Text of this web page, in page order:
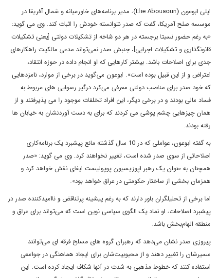
ایلی ابوعون (Elie Abouaoun)، مدیر برنامه‌های خاورمیانه و شمال آفریقا در
موسسه صلح آمریکا، گفت که صدر نتوانسته خودش را اثبات کند. وی می گوید:
«به رغم حضور نسبتا برجسته در هر دو شاخه از تشکیلات دولتی [یعنی تشکیلات
قانونگذاری و تشکیلات اجرایی]، جنبش صدر نمی‌تواند مدعی مالکیت راهکارهای
جدی برای اصلاحات باشد. بیشتر کارهایی که او انجام داده در حوزه انتقاد،
اعتراض و از این قبیل بوده است». ابوعون می‌گوید در برخی از موارد، نامزدهایی
که خود صدر برای مناصب دولتی معرفی می‌کرد درگیر رسوایی ‌های مربوط به
فساد مالی بودند و در برخی دیگر، این افراد تخلفات موجود را می ‌پذیرفتند و از
همان چیزهایی چشم پوشی می‌ کردند که برای به دست آوردنشان به خیابان ‌ها
رفته بودند.
به گفته‌ ابوعون، عواملی که در 10 سال گذشته مانع پیشبرد یک برنامه‌کاری
اصلاحاتی از سوی صدر شده است، تغییر نخواهند کرد. وی می گوید: «صدر
همچنان به عنوان یک رهبر اپوزیسیون پوپولیست ایفای نقش خواهد کرد و
همزمان بخشی از ساختار حکومتی در عراق خواهد بود».
اما برخی از تحلیلگران باور دارند که به رغم پیشینه پرتناقض و ناامیدکننده صدر در
پیشبرد اصلاحات، او نماد یک الگوی سیاسی نوین است که می‌تواند برای عراق و
منطقه الهام‌بخش باشد.
پیروزی صدر نشان می‌دهد که رهبران گروه های مسلح فرقه ای می‌توانند
مسیرشان را تغییر دهند و از محبوبیت‌شان برای ایجاد هماهنگی در جوامعی
استفاده کنند که خطوط مذهبی به شدت در آنها شکاف ایجاد کرده است. این